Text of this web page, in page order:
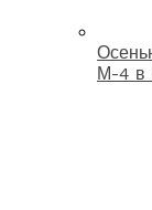
М-4 в